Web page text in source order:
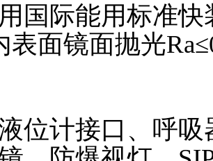
国际能用标准
表面镜面抛光
位计接口、呼